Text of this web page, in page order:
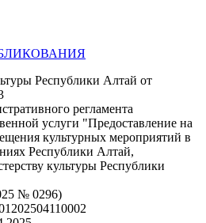
Республики Алтай от
регламента
услуги "Предоставление на
культурных мероприятий в
Республики Алтай,
культуры Республики
№ 0296)